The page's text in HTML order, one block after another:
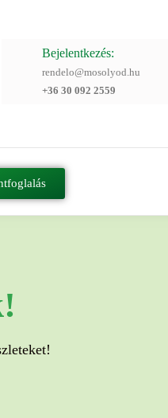
Bejelentkezés:
rendelo@mosolyod.hu
+36 30 092 2559